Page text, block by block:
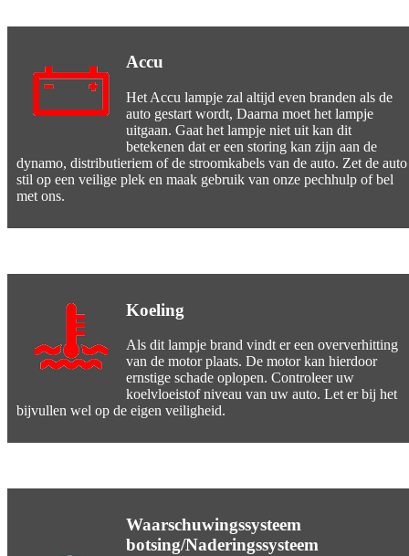
Accu
Het Accu lampje zal altijd even branden als de
auto gestart wordt, Daarna moet het lampje
uitgaan. Gaat het lampje niet uit kan dit
betekenen dat er een storing kan zijn aan de
dynamo, distributieriem of de stroomkabels van de auto. Zet de auto
stil op een veilige plek en maak gebruik van onze pechhulp of bel
met ons.
Koeling
Als dit lampje brand vindt er een oververhitting
van de motor plaats. De motor kan hierdoor
ernstige schade oplopen. Controleer uw
koelvloeistof niveau van uw auto. Let er bij het
bijvullen wel op de eigen veiligheid.
Waarschuwingssysteem
botsing/Naderingssysteem